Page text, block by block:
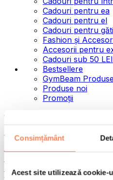
Consimțământ
Acest site utilizează cookie-
Cadouri pentru ea
Cadouri pentru el
Cadouri pentru
Fashion și
Accesorii pentru
Cadouri sub 50 LEI
Bestsellere
GymBeam
Produse noi
Promoții
Categorii
Semințe
Creme și paste tartinabile